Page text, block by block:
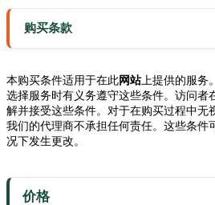
购买条款
本购买条件适用于在此网站上提供的服务
选择服务时有义务遵守这些条件。访问者
解并接受这些条件。对于在购买过程中无
我们的代理商不承担任何责任。这些条件
况下发生更改。
价格